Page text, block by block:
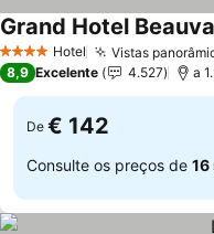
4 EstrelasHotel Vistas
Ver preços
8,9 Excelente 4.527 a
De € 142
Consulte os preços de 16